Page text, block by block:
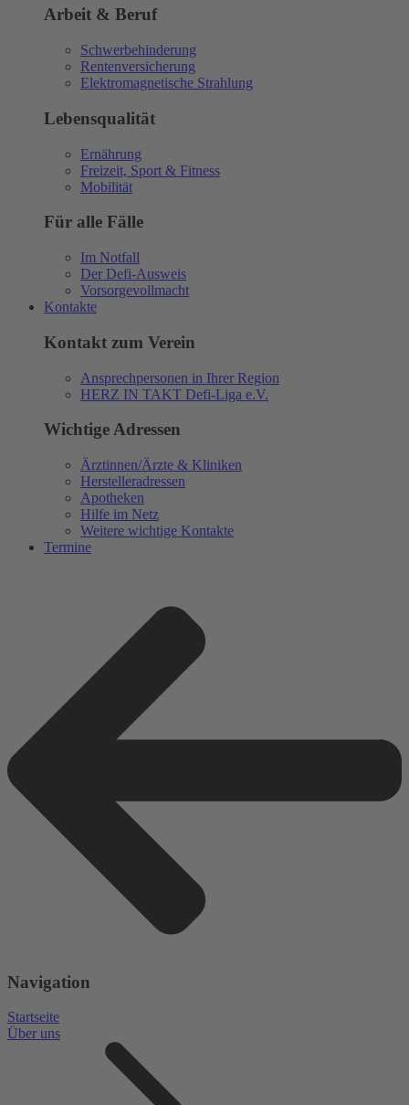
Arbeit & Beruf
Schwerbehinderung
Rentenversicherung
Elektromagnetische Strahlung
Lebensqualität
Ernährung
Freizeit, Sport & Fitness
Mobilität
Für alle Fälle
Im Notfall
Der Defi-Ausweis
Vorsorgevollmacht
Kontakte
Kontakt zum Verein
Ansprechpersonen in Ihrer Region
HERZ IN TAKT Defi-Liga e.V.
Wichtige Adressen
Ärztinnen/Ärzte & Kliniken
Herstelleradressen
Apotheken
Hilfe im Netz
Weitere wichtige Kontakte
Termine
Navigation
Startseite
Über uns